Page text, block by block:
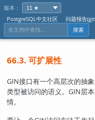
版本：
PostgreSQL中文社区
问题报告
搜索
66.3. 可扩展性
GIN接口有一个高层次的抽
类型被访问的语义。 GIN层
情。